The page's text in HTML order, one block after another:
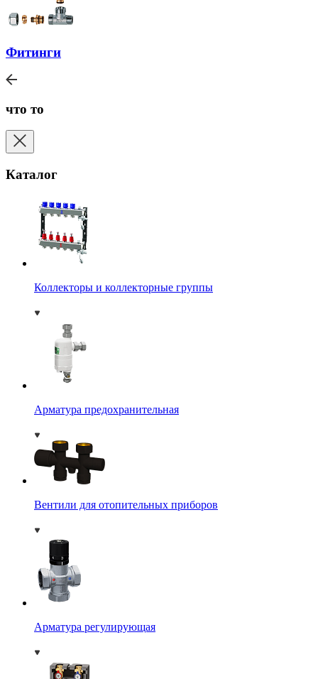
Фитинги
что то
Каталог
Коллекторы и коллекторные группы
Арматура предохранительная
Вентили для отопительных приборов
Арматура регулирующая